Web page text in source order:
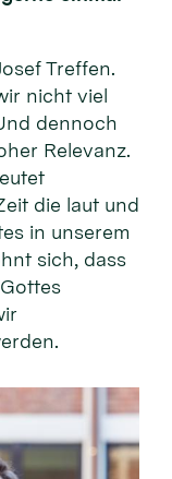
Treffen.
nicht viel
dennoch
Relevanz.
die laut und
in unserem
sich, dass